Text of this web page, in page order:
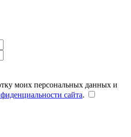
моих персональных данных и
сайта.